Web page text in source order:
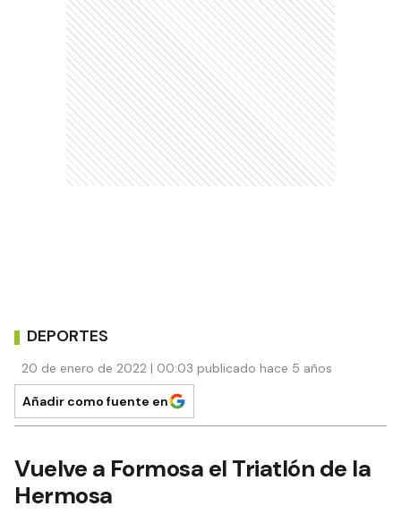
DEPORTES
20 de enero de 2022 | 00:03 publicado hace 5 años
Añadir como fuente en
Vuelve a Formosa el Triatlón de la
Hermosa